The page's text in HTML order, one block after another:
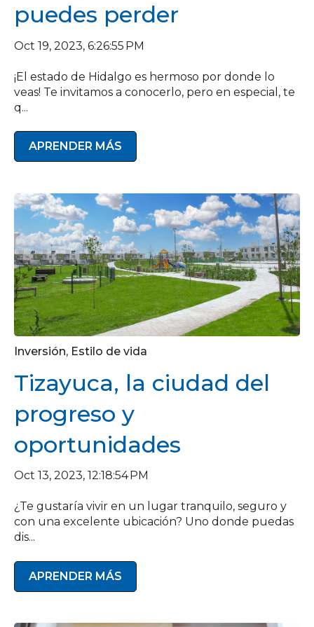
puedes perder
Oct 19, 2023, 6:26:55 PM
¡El estado de Hidalgo es hermoso por donde lo
veas! Te invitamos a conocerlo, pero en especial, te
q...
APRENDER MÁS
Inversión, Estilo de vida
Tizayuca, la ciudad del
progreso y
oportunidades
Oct 13, 2023, 12:18:54 PM
¿Te gustaría vivir en un lugar tranquilo, seguro y
con una excelente ubicación? Uno donde puedas
dis...
APRENDER MÁS